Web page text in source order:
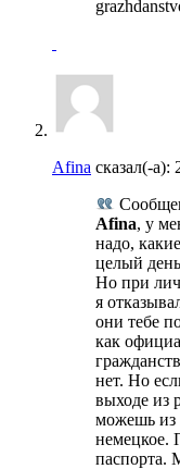
Afina сказал(-а):
Afina, у
надо,
целый
Но при
я
они тебе
как
нет. Но
выходе из
можешь из
немецкое.
паспорта.